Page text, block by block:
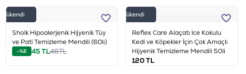
Tükendi
Sholk Hipoalerjenik Hijyenik Tüy
ve Pati Temizleme Mendili (60lı)
-%2 45TL46TL
Tükendi
Reflex Care Alaçatı Ice Kokulu
Kedi ve Köpekler İçin Çok Amaçlı
Hijyenik Temizleme Mendili 50li
120TL